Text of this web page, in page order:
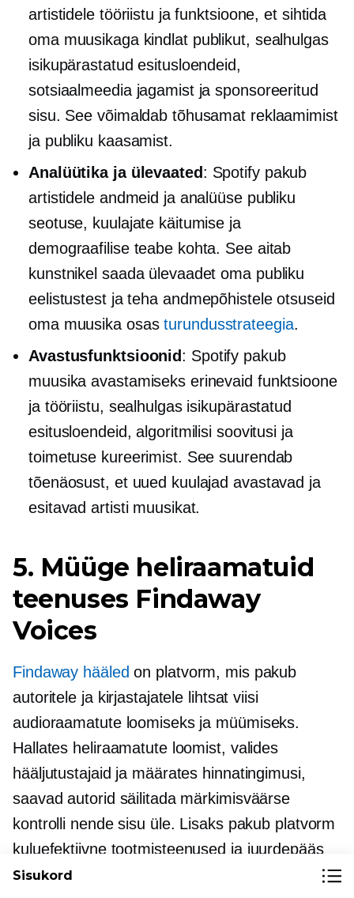
artistidele tööriistu ja funktsioone, et sihtida
oma muusikaga kindlat publikut, sealhulgas
isikupärastatud esitusloendeid,
sotsiaalmeedia jagamist ja sponsoreeritud
sisu. See võimaldab tõhusamat reklaamimist
ja publiku kaasamist.
Analüütika ja ülevaated: Spotify pakub
artistidele andmeid ja analüüse publiku
seotuse, kuulajate käitumise ja
demograafilise teabe kohta. See aitab
kunstnikel saada ülevaadet oma publiku
eelistustest ja teha andmepõhisteleotsuseid
oma muusika osasturundusstrateegia.
Avastusfunktsioonid: Spotify pakub
muusika avastamiseks erinevaid funktsioone
ja tööriistu, sealhulgas isikupärastatud
esitusloendeid, algoritmilisi soovitusi ja
toimetuse kureerimist. See suurendab
tõenäosust, et uued kuulajad avastavad ja
esitavad artisti muusikat.
5. Müüge heliraamatuid
teenuses Findaway
Voices
Findaway hääled on platvorm, mis pakub
autoritele ja kirjastajatele lihtsat viisi
audioraamatute loomiseks ja müümiseks.
Hallates heliraamatute loomist, valides
hääljutustajaid ja määrates hinnatingimusi,
saavad autorid säilitada märkimisväärse
kontrolli nende sisu üle. Lisaks pakub platvorm
kuluefektiivnetootmisteenused ja juurdepääs
professionaalsele häälnäitlejate kogumile, kes
Sisukord